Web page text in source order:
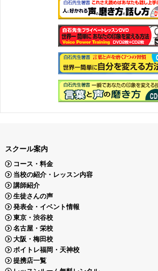
スクール案内
コース・料金
当校の紹介・レッスン内容
講師紹介
生徒さんの声
発表会・イベント情報
東京・渋谷校
名古屋・栄校
大阪・梅田校
ボイトレ福岡・天神校
提携店一覧